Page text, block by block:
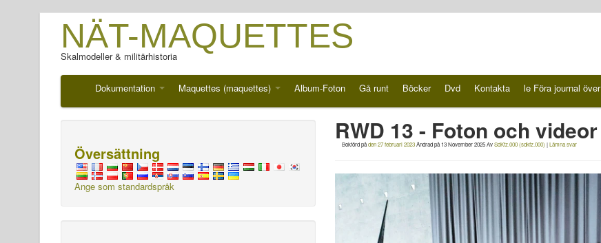
NÄT-MAQUETTES
Skalmodeller & militärhistoria
Dokumentation Maquettes (maquettes) Album-Foton Gå runt Böcker Dvd Kontakta le Föra journal över
RWD 13 - Foton och videor
Bokförd påden 27 februari 2023Ändrad på 13 November 2025AvSdKfz.000 (sdkfz.000) |Lämna svar
Översättning
Ange som standardspråk